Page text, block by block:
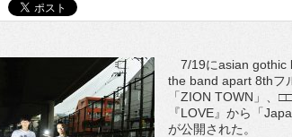
7/19にasian gothic
the band apart 8thフ
「ZION TOWN」、
『LOVE』から「
が公開された。